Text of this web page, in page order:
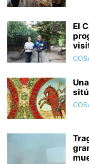
El